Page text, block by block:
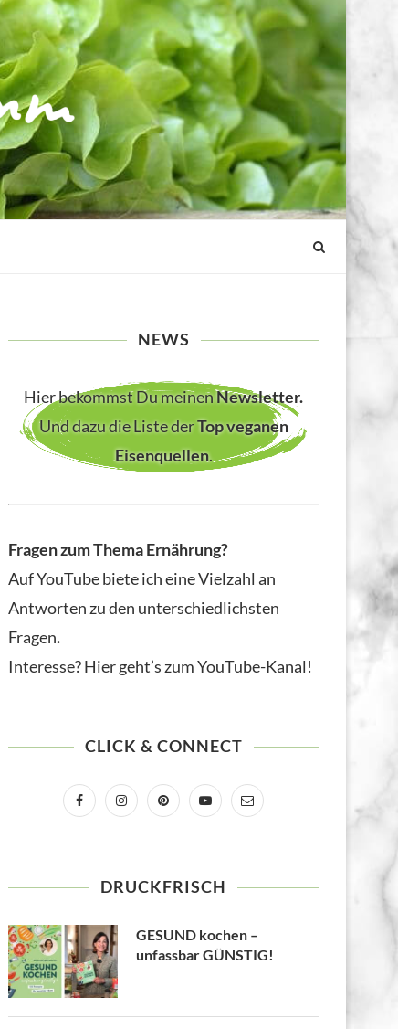
NEWS
Hier bekommst Du meinenNewsletter.
Und dazu die Liste derTop veganen
Eisenquellen.
Fragen zum Thema Ernährung?
Auf YouTube biete ich eine Vielzahl an
Antworten zu den unterschiedlichsten
Fragen.
Interesse? Hier geht’s zum YouTube-Kanal!
CLICK & CONNECT
DRUCKFRISCH
GESUND kochen –
unfassbar GÜNSTIG!